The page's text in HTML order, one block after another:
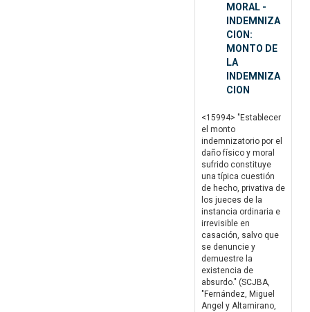
MORAL -
INDEMNIZA
CION:
MONTO DE
LA
INDEMNIZA
CION
<15994> "Establecer
el monto
indemnizatorio por el
daño físico y moral
sufrido constituye
una típica cuestión
de hecho, privativa de
los jueces de la
instancia ordinaria e
irrevisible en
casación, salvo que
se denuncie y
demuestre la
existencia de
absurdo." (SCJBA,
"Fernández, Miguel
Angel y Altamirano,